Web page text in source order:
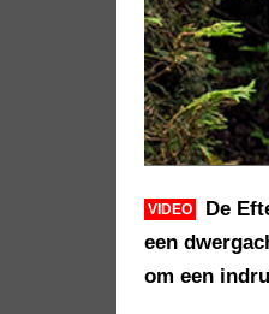
VIDEO
De
een
om een